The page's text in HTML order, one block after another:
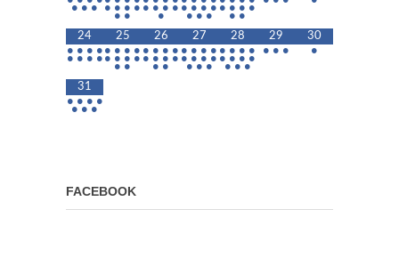
• • • • • • •
• •
• • • •
•
• • • •
• • •
• • • •
• •
24
• • • •
• • • •
25
• • • •
• • • •
• •
26
• • • •
• • • •
• •
27
• • • •
• • • •
• • •
28
• • • •
• • • •
• • •
29
• • •
30
•
31
• • • •
• • •
FACEBOOK